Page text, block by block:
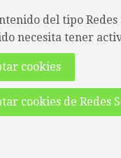
del tipo
necesita tener
cookies
cookies de Redes